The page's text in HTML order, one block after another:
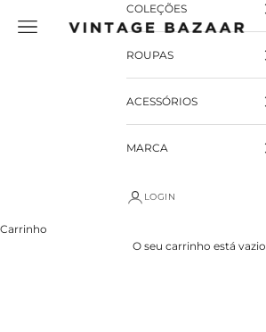
Vintage Bazaar
COLEÇÕES
ROUPAS
ACESSÓRIOS
MARCA
LOGIN
Carrinho
O seu carrinho está vazio